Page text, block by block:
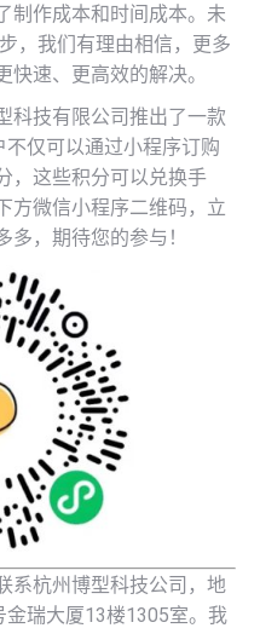
制作成本和时间成本。未
，我们有理由相信，更多
速、更高效的解决。
科技有限公司推出了一款
不仅可以通过小程序订购
，这些积分可以兑换手
方微信小程序二维码，立
，期待您的参与！
系杭州博型科技公司，地
瑞大厦13楼1305室。我